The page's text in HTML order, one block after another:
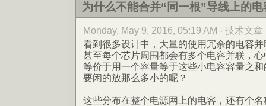
为什么不能合并“同一根”导线上的电
Monday, May 9, 2016, 05:19 AM - 技术文章
看到很多设计中，大量的使用冗余的电容
甚至每个芯片周围都会有多个电容并联，
等价于用一个容量等于这些小电容容量之
要闲的放那么多小的呢？
这些分布在整个电源网上的电容，还有个名